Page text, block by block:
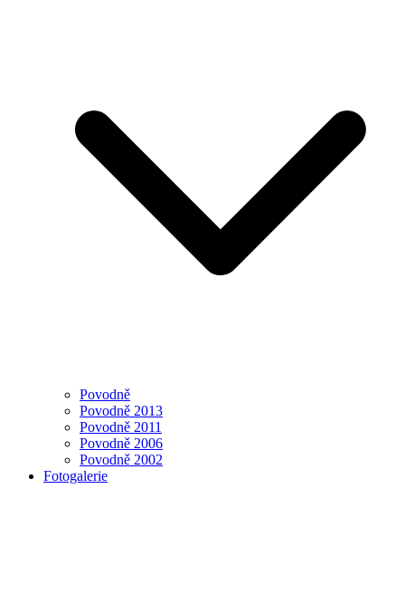
Povodně
Povodně 2013
Povodně 2011
Povodně 2006
Povodně 2002
Fotogalerie